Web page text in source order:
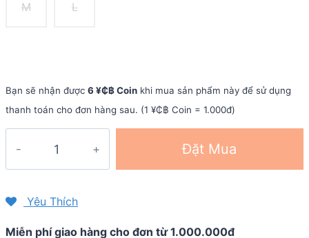
M L
Bạn sẽ nhận được 6 ¥₵฿ Coin khi mua sản phẩm này để sử dụng
thanh toán cho đơn hàng sau. (1 ¥₵฿ Coin = 1.000đ)
Nike
Đặt Mua
Yêu Thích
Miễn phí giao hàng cho đơn từ 1.000.000đ